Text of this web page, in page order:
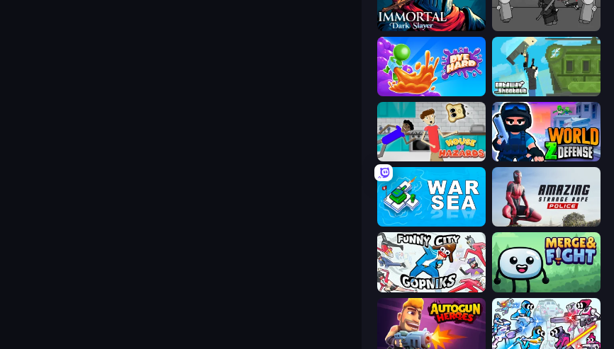
Immortal: Dark Slayer Madness Project Nexus
Dye Hard Getaway Shootout
House of Hazards World Z Defense - Zombie Defense
War Sea Amazing Strange Rope Police
Funny City: Gopniks Merge & Fight